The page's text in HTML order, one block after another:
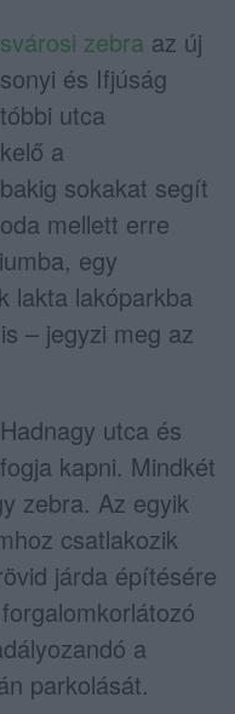
zebra az új
és Ifjúság
utca
a
sokakat segít
mellett erre
egy
lakta lakóparkba
– jegyzi meg az
utca és
kapni. Mindkét
zebra. Az egyik
csatlakozik
járda építésére
a
parkolását.